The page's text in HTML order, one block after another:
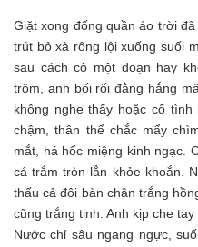
Giặt xong đống quần áo trời
trút bỏ xà rông lội xuống suối
sau cách cô một đoạn hay
trộm, anh bối rối đằng hắng
không nghe thấy hoặc cố
chậm, thân thể chắc mẩy
mắt, há hốc miệng kinh ngạc.
cá trắm tròn lẳn khỏe khoắn.
thấu cả đôi bàn chân trắng
cũng trắng tinh. Anh kịp che
Nước chỉ sâu ngang ngực,